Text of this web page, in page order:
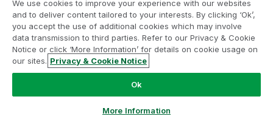
Юридические соглашения
Условия использования продуктов
Legal Policies
Юридические положения
Условия использования
Товарные знаки
Do Not Share My Info
© QlikTech International AB, 1993-2026. Все права
We use cookies to improve your experience with our websites
and to deliver content tailored to your interests. By clicking ‘Ok’,
you accept the use of additional cookies which may involve
data transmission to third parties. Refer to our Privacy & Cookie
Notice or click ‘More Information’ for details on cookie usage on
our sites. Privacy & Cookie Notice
Ok
More Information